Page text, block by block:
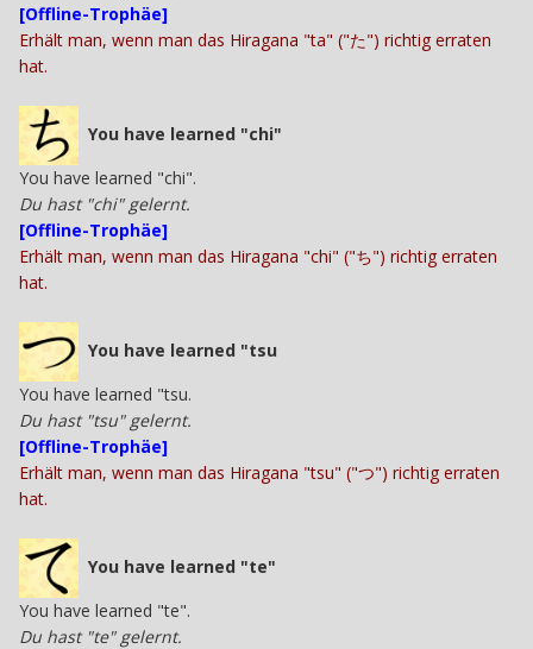
[Offline-Trophäe]
Erhält man, wenn man das Hiragana "ta" ("た") richtig erraten
hat.
You have learned "chi"
You have learned "chi".
Du hast "chi" gelernt.
[Offline-Trophäe]
Erhält man, wenn man das Hiragana "chi" ("ち") richtig erraten
hat.
You have learned "tsu
You have learned "tsu.
Du hast "tsu" gelernt.
[Offline-Trophäe]
Erhält man, wenn man das Hiragana "tsu" ("つ") richtig erraten
hat.
You have learned "te"
You have learned "te".
Du hast "te" gelernt.